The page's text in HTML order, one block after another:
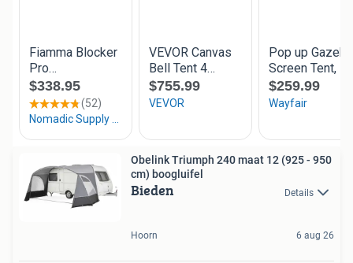
Obelink Triumph 240 maat 12 (925 - 950
cm) boogluifel
Bieden Details
Hoorn 6 aug 26